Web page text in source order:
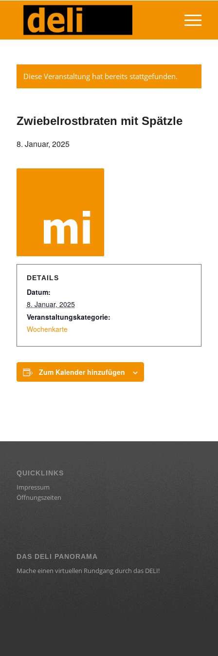
Diese Veranstaltung hat bereits stattgefunden.
Zwiebelrostbraten mit Spätzle
8. Januar, 2025
DETAILS
Datum:
8. Januar, 2025
Veranstaltungskategorie:
Wochenkarte
Zum Kalender hinzufügen
QUICKLINKS
Impressum
Öffnungszeiten
DAS DELI PANORAMA
Mache einen virtuellen Rundgang durch das DELI!